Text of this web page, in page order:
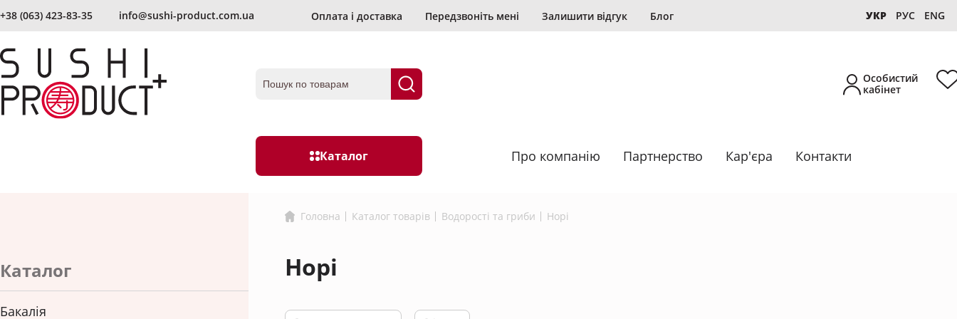
+38 (063) 423-83-35 info@sushi-product.com.ua Оплата і доставка Передзвоніть мені Залишити відгук Блог УКР РУС ENG
Особистий
кабінет
Каталог
Імбир
Про компанію Партнерство Кар'єра Контакти
Каталог
Бакалія
Головна Каталог товарiв Водорості та гриби Норi
Норі
вiдправити ще раз